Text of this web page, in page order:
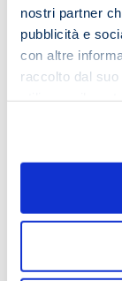
nostri partner
pubblicità e
con altre
raccolto dal
in alcun modo
Ti è piaciuto
Vuoi saperne
soprattutto
Bene!
Comments